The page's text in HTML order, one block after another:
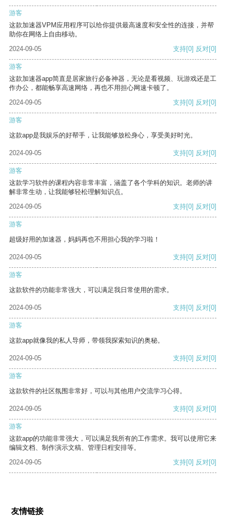
游客
这款加速器VPM应用程序可以给你提供最高速度和安全性的连接，并帮
助你在网络上自由移动。
2024-09-05
支持[0] 反对[0]
游客
这款加速器app简直是居家旅行必备神器，无论是看视频、玩游戏还是工
作办公，都能畅享高速网络，再也不用担心网速卡顿了。
2024-09-05
支持[0] 反对[0]
游客
这款app是我娱乐的好帮手，让我能够放松身心，享受美好时光。
2024-09-05 支持[0] 反对[0]
游客
这款学习软件的课程内容非常丰富，涵盖了各个学科的知识。老师的讲
解非常生动，让我能够轻松理解知识点。
2024-09-05
支持[0] 反对[0]
游客
超级好用的加速器，妈妈再也不用担心我的学习啦！
2024-09-05 支持[0] 反对[0]
游客
这款软件的功能非常强大，可以满足我日常使用的需求。
2024-09-05 支持[0] 反对[0]
游客
这款app就像我的私人导师，带领我探索知识的奥秘。
2024-09-05 支持[0] 反对[0]
游客
这款软件的社区氛围非常好，可以与其他用户交流学习心得。
2024-09-05 支持[0] 反对[0]
游客
这款app的功能非常强大，可以满足我所有的工作需求。我可以使用它来
编辑文档、制作演示文稿、管理日程安排等。
2024-09-05
支持[0] 反对[0]
友情链接